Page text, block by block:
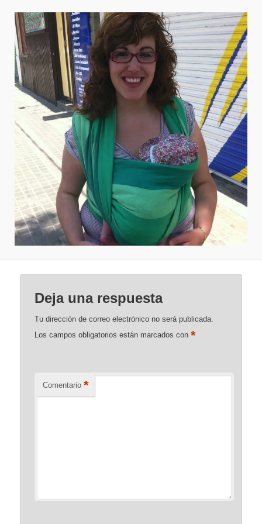
Deja una respuesta
Tu dirección de correo electrónico no será publicada.
Los campos obligatorios están marcados con*
Comentario *